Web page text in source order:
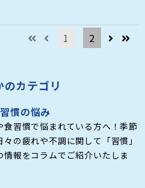
1 2
のカテゴリ
慣の悩み
食習慣で悩まれている方へ！季節
々の疲れや不調に関して「習慣」
情報をコラムでご紹介いたしま